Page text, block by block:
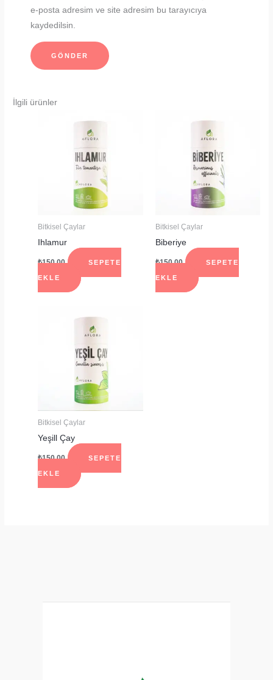
e-posta adresim ve site adresim bu tarayıcıya
kaydedilsin.
İlgili ürünler
Bitkisel Çaylar
Ihlamur
₺150.00 SEPETE
EKLE
Bitkisel Çaylar
Biberiye
₺150.00 SEPETE
EKLE
Bitkisel Çaylar
Yeşill Çay
₺150.00 SEPETE
EKLE